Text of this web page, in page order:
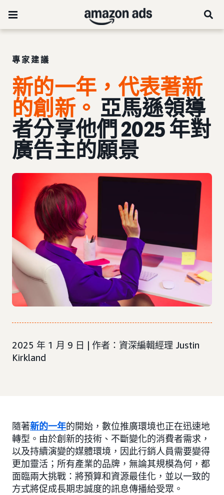
專家建議
新的一年，代表著新
的創新。 亞馬遜領導
者分享他們 2025 年對
廣告主的願景
2025 年 1 月 9 日 | 作者：資深編輯經理 Justin
Kirkland
隨著新的一年的開始，數位推廣環境也正在迅速地
轉型。由於創新的技術、不斷變化的消費者需求，
以及持續演變的媒體環境，因此行銷人員需要變得
更加靈活；所有產業的品牌，無論其規模為何，都
面臨兩大挑戰：將預算和資源最佳化，並以一致的
方式將促成長期忠誠度的訊息傳播給受眾。